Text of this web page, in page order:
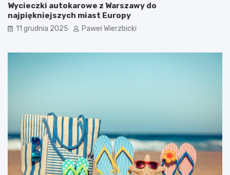
Wycieczki autokarowe z Warszawy do
najpiękniejszych miast Europy
11 grudnia 2025 Paweł Wierzbicki